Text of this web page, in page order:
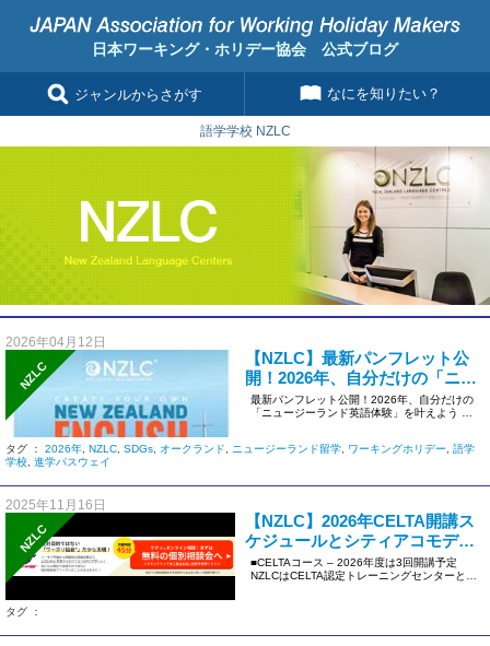
日本ワーキング・ホリデー協会 公式ブログ
ジャンルからさがす なにを知りたい？
語学学校 NZLC
2026年04月12日
NZLC
【NZLC】最新パンフレット公
開！2026年、自分だけの「ニュ
ージーランド英語体験」を叶え
よう
最新パンフレット公開！2026年、自分だけの
「ニュージーランド英語体験」を叶えよう ニ
タグ ： 2026年, NZLC, SDGs, オークランド, ニュージーランド留学, ワーキングホリデー, 語学
学校, 進学パスウェイ
2025年11月16日
NZLC
【NZLC】2026年CELTA開講ス
ケジュールとシティアコモデー
ション手配サービス再開のお知
らせ
■CELTAコース – 2026年度は3回開講予定
NZLCはCELTA認定トレーニングセンターとし
タグ ：